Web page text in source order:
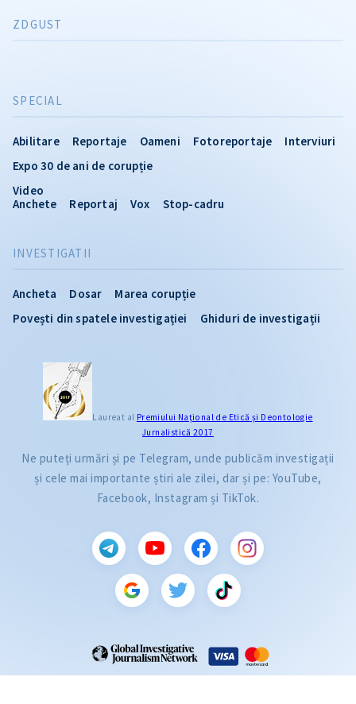
INVESTIGATII
Ancheta Dosar
Marea corupție
Povești din spatele investigației
Ghiduri de investigații
SPECIAL
Abilitare Reportaje Oameni Fotoreportaje
Interviuri
Expo 30 de ani de corupție
Video
Anchete
Reportaj Vox Stop-cadru
ZDGUST
Laureat al Premiului Naţional de Etică și Deontologie
Jurnalistică 2017
Ne puteți urmări și pe Telegram, unde publicăm investigații
și cele mai importante știri ale zilei, dar și pe: YouTube,
Facebook, Instagram și TikTok.